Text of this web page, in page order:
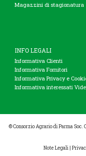
Magazzini di stagionatura
INFO LEGALI
Informativa Clienti
Informativa Fornitori
Informativa Privacy e
Informativa interessati
© Consorzio Agrario di Parma
Note Legali |